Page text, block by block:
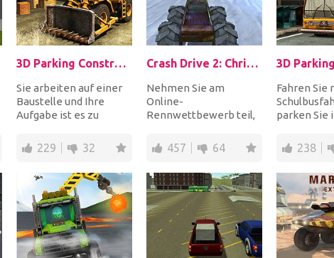
3D Parking Construction Site
Sie arbeiten auf einer
Baustelle und Ihre
Aufgabe ist es zu
um Baumaterial von...
229 32
Crash Drive 2: Christmas!
Nehmen Sie am
Online-
Rennwettbewerb teil,
Teilnehmer um den
ultimativen Gewinner
457 64
Fahren Sie
parken Sie
um die
zu...
238